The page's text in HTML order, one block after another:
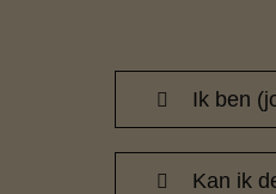
Ik ben
Kan ik